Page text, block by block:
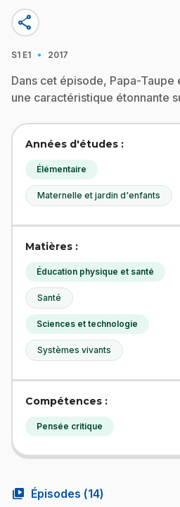
share
S1 E1 · 2017
Dans cet épisode, Papa-
une caractéristique étonnante
Années d'études :
Élémentaire
Maternelle et jardin d'enfants
Matières :
Éducation physique et santé
Santé
Sciences et technologie
Systèmes vivants
Compétences :
Pensée critique
video_library Épisodes (14)